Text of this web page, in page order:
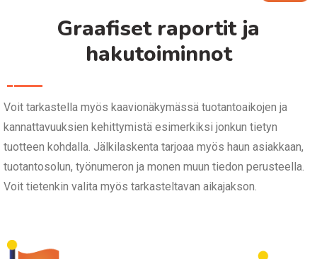
Graafiset raportit ja
hakutoiminnot
Voit tarkastella myös kaavionäkymässä tuotantoaikojen ja
kannattavuuksien kehittymistä esimerkiksi jonkun tietyn
tuotteen kohdalla. Jälkilaskenta tarjoaa myös haun asiakkaan,
tuotantosolun, työnumeron ja monen muun tiedon perusteella.
Voit tietenkin valita myös tarkasteltavan aikajakson.